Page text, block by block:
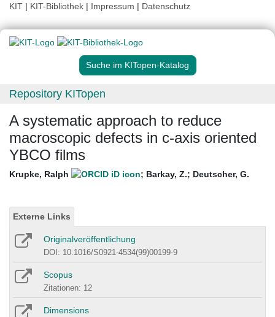
KIT | KIT-Bibliothek | Impressum | Datenschutz
Suche im KITopen-Katalog
Repository KITopen
A systematic approach to reduce
macroscopic defects in c-axis oriented
YBCO films
Krupke, Ralph ; Barkay, Z.; Deutscher, G.
Externe Links
Originalveröffentlichung
DOI: 10.1016/S0921-4534(99)00199-9
Scopus
Zitationen: 12
Dimensions